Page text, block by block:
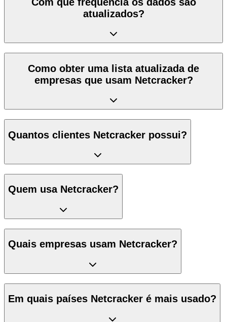
atualizados?
Como obter uma lista atualizada de
empresas que usam Netcracker?
Quantos clientes Netcracker possui?
Quem usa Netcracker?
Quais empresas usam Netcracker?
Em quais países Netcracker é mais usado?